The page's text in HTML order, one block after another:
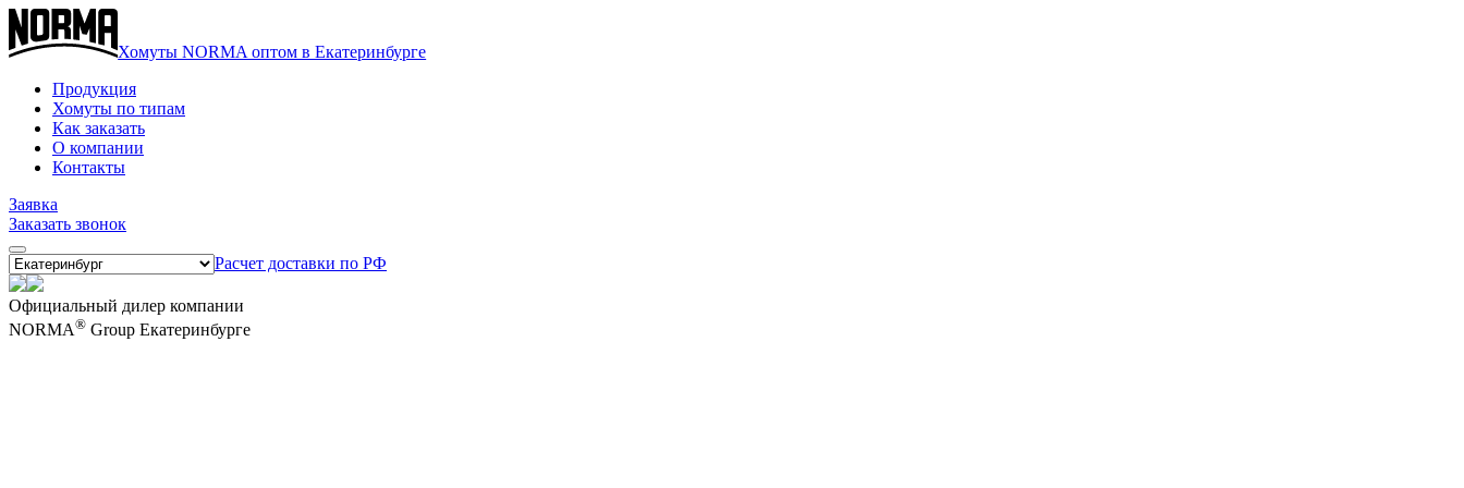
Хомуты NORMA оптом в Екатеринбурге
Продукция
Хомуты по типам
Как заказать
О компании
Контакты
Заявка
Заказать звонок
Расчет доставки по РФ
Официальный дилер компании
NORMA® Group Екатеринбурге